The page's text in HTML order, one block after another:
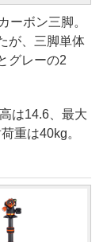
ーボン三脚。
が、三脚単体
グレーの2
は14.6、最大
重は40kg。